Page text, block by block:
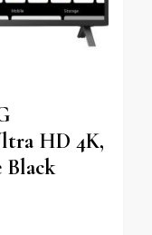
HD 4K,
Black